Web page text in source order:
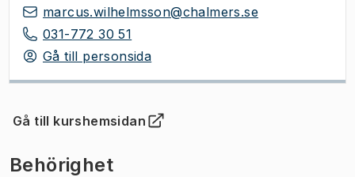
marcus.wilhelmsson@chalmers.se
031-772 30 51
Gå till personsida
Gå till kurshemsidan
(Öppnas i ny flik)
Behörighet